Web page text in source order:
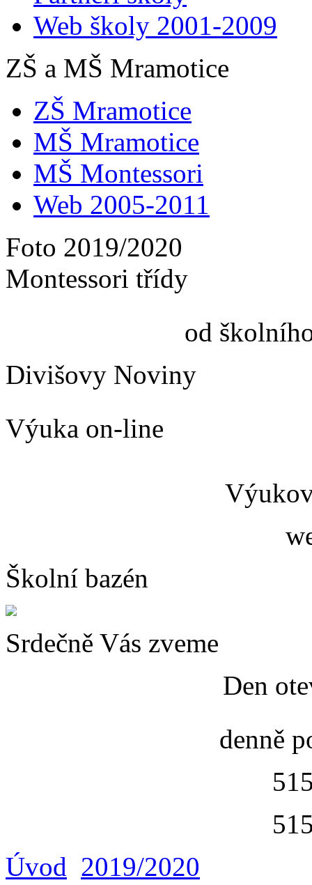
Web školy 2001-2009
ZŠ a MŠ Mramotice
ZŠ Mramotice
MŠ Mramotice
MŠ Montessori
Web 2005-2011
Foto 2019/2020
Montessori třídy
od
Divišovy Noviny
Výuka on-line
Školní bazén
Srdečně Vás zveme
Den
denně
Úvod 2019/2020